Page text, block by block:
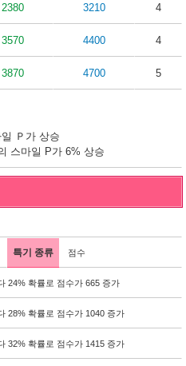
2380 3210 4
3570 4400 4
3870 4700 5
Ｐ가 상승
스마일 P가 6% 상승
특기 종류 점수
24% 확률로 점수가 665 증가
28% 확률로 점수가 1040 증가
32% 확률로 점수가 1415 증가